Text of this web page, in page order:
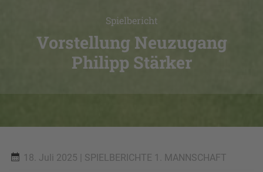
Spielbericht
Vorstellung Neuzugang
Philipp Stärker
18. Juli 2025 | SPIELBERICHTE 1. MANNSCHAFT